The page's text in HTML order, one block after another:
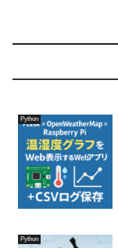
Python
Python